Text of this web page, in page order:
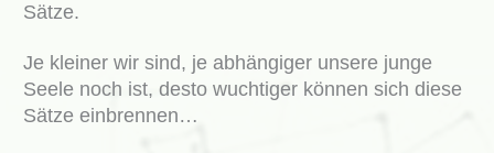
Sätze.
Je kleiner wir sind, je abhängiger unsere junge
Seele noch ist, desto wuchtiger können sich diese
Sätze einbrennen…